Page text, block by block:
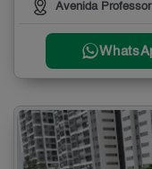
Avenida Professor Luiz